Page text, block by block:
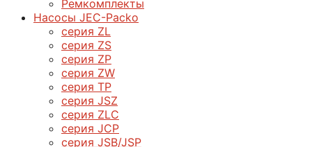
Ремкомплекты
Насосы JEC-Packo
серия ZL
серия ZS
серия ZP
серия ZW
серия TP
серия JSZ
серия ZLC
серия JCP
серия JSB/JSP